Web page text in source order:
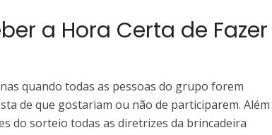
a Hora Certa de Fazer
quando todas as pessoas do grupo forem
de que gostariam ou não de participarem. Além
do sorteio todas as diretrizes da brincadeira